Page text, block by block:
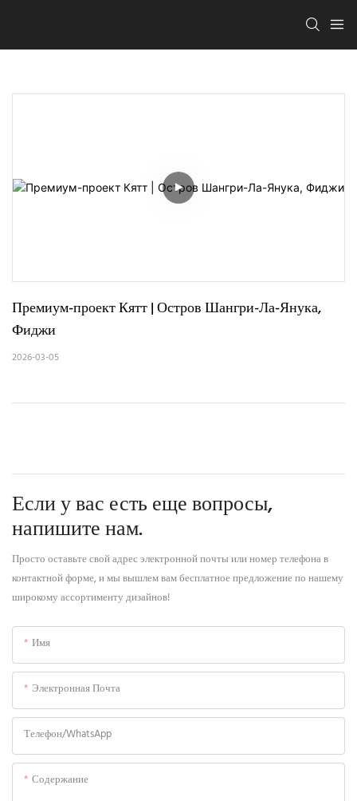
Премиум-проект Кятт | Остров Шангри-Ла-Янука,
Фиджи
2026-03-05
Если у вас есть еще вопросы,
напишите нам.
Просто оставьте свой адрес электронной почты или номер телефона в
контактной форме, и мы вышлем вам бесплатное предложение по нашему
широкому ассортименту дизайнов!
Имя
Электронная Почта
Телефон/WhatsApp
Содержание